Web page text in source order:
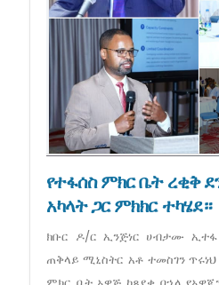
የተፋሰስ ምክር ቤት ረቂቅ
አካላት ጋር ምክክር ተካሄደ።
ክቡር ዶ/ር ኢንጅነር ሀብታሙ ኢተፋ
ጠቅላይ ሚኒስትር አቶ ተመስገን